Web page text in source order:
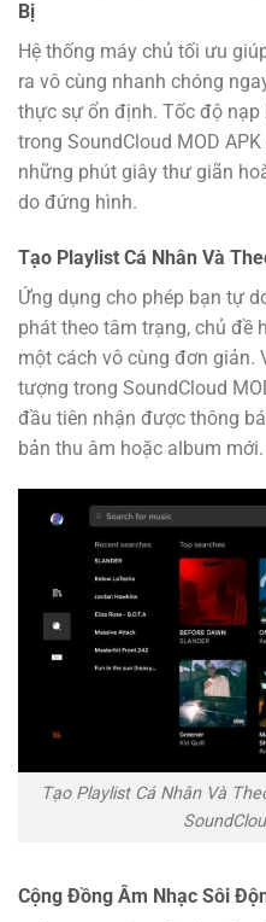
Bị
Hệ thống máy chủ tối ưu
ra vô cùng nhanh chóng
thực sự ổn định. Tốc độ
trong SoundCloud MOD
những phút giây thư giãn
do đứng hình.
Tạo Playlist Cá Nhân Và
Ứng dụng cho phép bạn tự
phát theo tâm trạng, chủ đề
một cách vô cùng đơn giản.
tượng trong SoundCloud
đầu tiên nhận được thông
bản thu âm hoặc album mới.
Tạo Playlist Cá Nhân Và
Cộng Đồng Âm Nhạc Sôi